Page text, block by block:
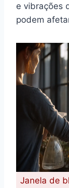
e vibrações
podem
Janela de